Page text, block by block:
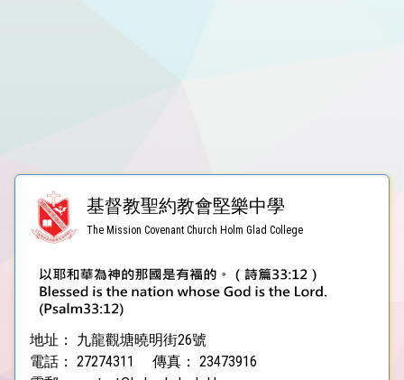
基督教聖約教會堅樂中學
The Mission Covenant Church Holm Glad College
地址：
九龍觀塘曉明街26號
電話： 27274311 傳真： 23473916